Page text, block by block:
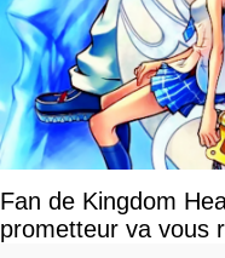
Fan de Kingdom
prometteur va vous